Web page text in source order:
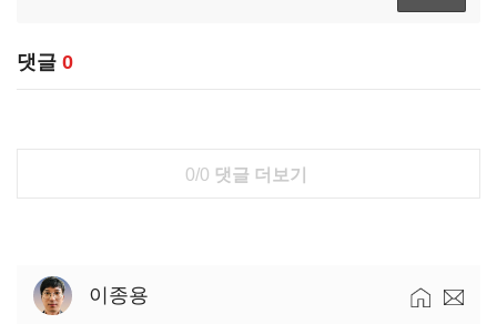
댓글 0
0/0 댓글 더보기
이종용